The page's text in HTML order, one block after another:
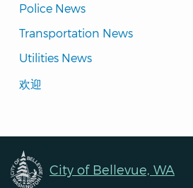
Police News
Transportation News
Utilities News
Translated
欢迎
City of Bellevue, WA